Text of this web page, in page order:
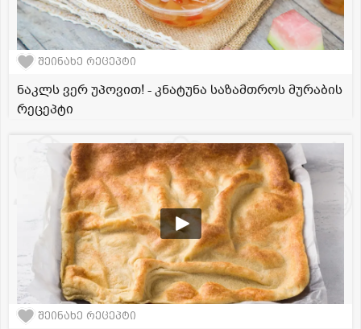
შეინახე რეცეპტი
ნაკლს ვერ უპოვით! - კნატუნა საზამთროს მურაბის
რეცეპტი
შეინახე რეცეპტი